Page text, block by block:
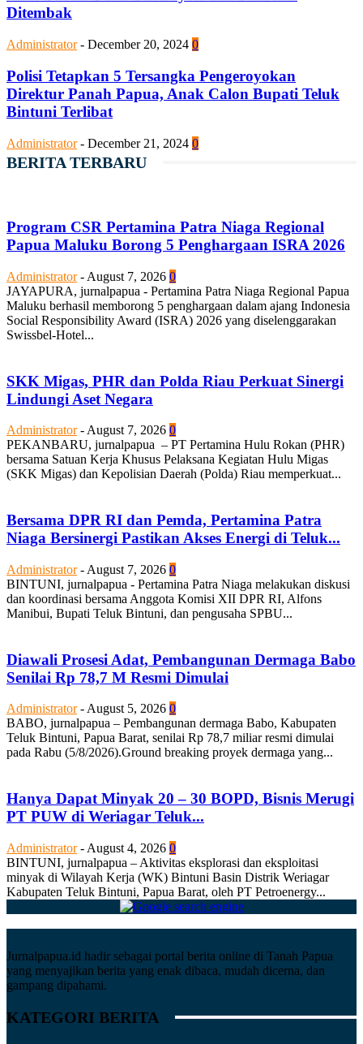
Ditembak
Administrator - December 20, 2024 0
Polisi Tetapkan 5 Tersangka Pengeroyokan
Direktur Panah Papua, Anak Calon Bupati Teluk
Bintuni Terlibat
Administrator - December 21, 2024 0
BERITA TERBARU
Program CSR Pertamina Patra Niaga Regional
Papua Maluku Borong 5 Penghargaan ISRA 2026
Administrator - August 7, 2026 0
JAYAPURA, jurnalpapua - Pertamina Patra Niaga Regional Papua
Maluku berhasil memborong 5 penghargaan dalam ajang Indonesia
Social Responsibility Award (ISRA) 2026 yang diselenggarakan
Swissbel-Hotel...
SKK Migas, PHR dan Polda Riau Perkuat Sinergi
Lindungi Aset Negara
Administrator -August 7, 2026 0
PEKANBARU, jurnalpapua – PT Pertamina Hulu Rokan (PHR)
bersama Satuan Kerja Khusus Pelaksana Kegiatan Hulu Migas
(SKK Migas) dan Kepolisian Daerah (Polda) Riau memperkuat...
Bersama DPR RI dan Pemda, Pertamina Patra
Niaga Bersinergi Pastikan Akses Energi di Teluk...
Administrator - August 7, 2026 0
BINTUNI, jurnalpapua - Pertamina Patra Niaga melakukan diskusi
dan koordinasi bersama Anggota Komisi XII DPR RI, Alfons
Manibui, Bupati Teluk Bintuni, dan pengusaha SPBU...
Diawali Prosesi Adat, Pembangunan Dermaga Babo
Senilai Rp 78,7 M Resmi Dimulai
Administrator - August 5, 2026 0
BABO, jurnalpapua – Pembangunan dermaga Babo, Kabupaten
Teluk Bintuni, Papua Barat, senilai Rp 78,7 miliar resmi dimulai
pada Rabu (5/8/2026).Ground breaking proyek dermaga yang...
Hanya Dapat Minyak 20 – 30 BOPD, Bisnis Merugi
PT PUW di Weriagar Teluk...
Administrator - August 4, 2026 0
BINTUNI, jurnalpapua – Aktivitas eksplorasi dan eksploitasi
minyak di Wilayah Kerja (WK) Bintuni Basin Distrik Weriagar
Kabupaten Teluk Bintuni, Papua Barat, oleh PT Petroenergy...
Jurnalpapua.id hadir sebagai portal berita online di Tanah Papua
yang menyajikan berita yang enak dibaca, mudah dicerna, dan
gampang dipahami.
KATEGORI BERITA